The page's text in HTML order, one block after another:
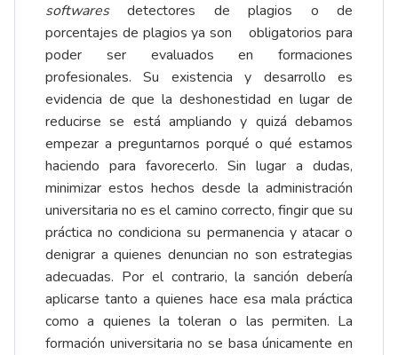
softwaresdetectores de plagios o de
porcentajes de plagios ya son obligatorios para
poder ser evaluados en formaciones
profesionales. Su existencia y desarrollo es
evidencia de que la deshonestidad en lugar de
reducirse se está ampliando y quizá debamos
empezar a preguntarnos porqué o qué estamos
haciendo para favorecerlo. Sin lugar a dudas,
minimizar estos hechos desde la administración
universitaria no es el camino correcto, fingir que su
práctica no condiciona su permanencia y atacar o
denigrar a quienes denuncian no son estrategias
adecuadas. Por el contrario, la sanción debería
aplicarse tanto a quienes hace esa mala práctica
como a quienes la toleran o las permiten. La
formación universitaria no se basa únicamente en